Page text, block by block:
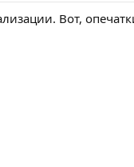
Вот,